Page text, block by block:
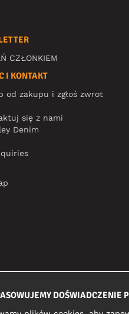
CZŁONKIEM
I KONTAKT
od zakupu i zgłoś zwrot
się z nami
Denim
DOŚWIADCZENIE